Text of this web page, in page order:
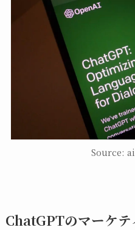
Source:
ChatGPTのマーケテ